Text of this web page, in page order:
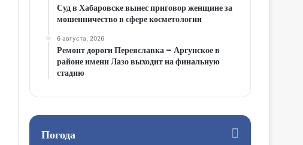
Суд в Хабаровске вынес приговор женщине за
мошенничество в сфере косметологии
6 августа, 2026
Ремонт дороги Переяславка – Аргунское в
районе имени Лазо выходит на финальную
стадию
Погода